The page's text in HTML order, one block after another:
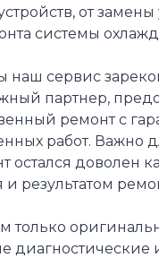
от замены
системы
наш сервис
партнер,
ремонт с
работ. Важно
остался доволен
результатом
только
диагностические